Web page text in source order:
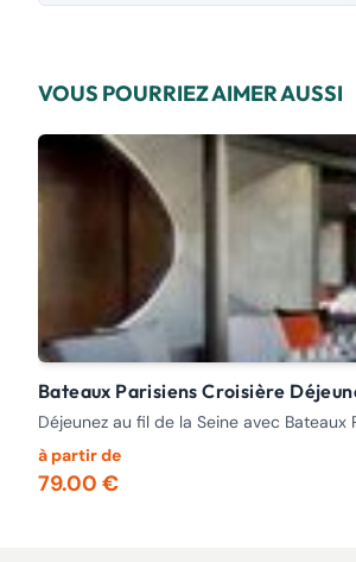
VOUS POURRIEZ AIMER AUSSI
Bateaux Parisiens Croisière
Déjeunez au fil de la Seine avec
à partir de
79.00 €